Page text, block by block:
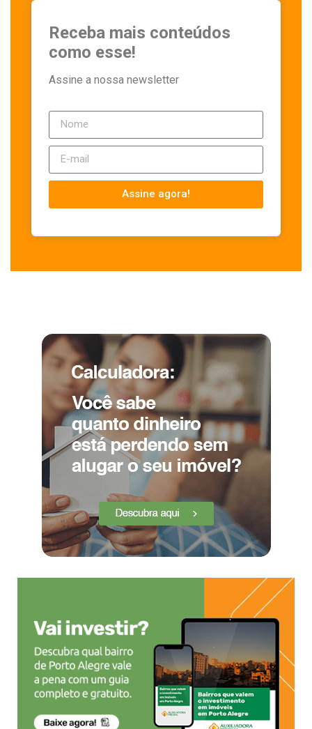
Receba mais conteúdos
como esse!
Assine a nossa newsletter
Assine agora!